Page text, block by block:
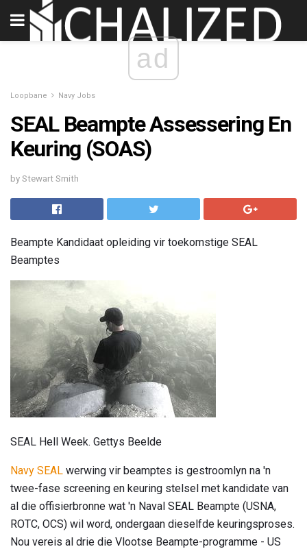
ad
Loopbane Navy Jobs
SEAL Beampte Assessering En
Keuring (SOAS)
by Stewart Smith
Beampte Kandidaat opleiding vir toekomstige SEAL
Beamptes
SEAL Hell Week. Gettys Beelde
Navy SEAL werwing vir beamptes is gestroomlyn na 'n
twee-fase screening en keuring stelsel met kandidate van
al die offisierbronne wat 'n Naval SEAL Beampte (USNA,
ROTC, OCS) wil word, ondergaan dieselfde keuringsproses.
Nou vereis al drie die Vlootse Beampte-programme - US